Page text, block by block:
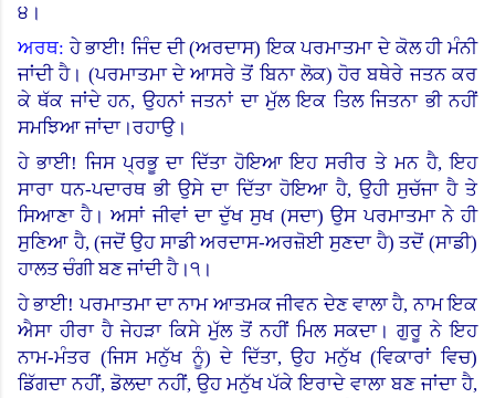
੪।
ਅਰਥ: ਹੇ ਭਾਈ! ਜਿੰਦ ਦੀ (ਅਰਦਾਸ) ਇਕ ਪਰਮਾਤਮਾ ਦੇ ਕੋਲ ਹੀ ਮੰਨੀ
ਜਾਂਦੀ ਹੈ। (ਪਰਮਾਤਮਾ ਦੇ ਆਸਰੇ ਤੋਂ ਬਿਨਾ ਲੋਕ) ਹੋਰ ਬਥੇਰੇ ਜਤਨ ਕਰ
ਕੇ ਥੱਕ ਜਾਂਦੇ ਹਨ, ਉਹਨਾਂ ਜਤਨਾਂ ਦਾ ਮੁੱਲ ਇਕ ਤਿਲ ਜਿਤਨਾ ਭੀ ਨਹੀਂ
ਸਮਝਿਆ ਜਾਂਦਾ।ਰਹਾਉ।
ਹੇ ਭਾਈ! ਜਿਸ ਪ੍ਰਭੂ ਦਾ ਦਿੱਤਾ ਹੋਇਆ ਇਹ ਸਰੀਰ ਤੇ ਮਨ ਹੈ, ਇਹ
ਸਾਰਾ ਧਨ-ਪਦਾਰਥ ਭੀ ਉਸੇ ਦਾ ਦਿੱਤਾ ਹੋਇਆ ਹੈ, ਉਹੀ ਸੁਚੱਜਾ ਹੈ ਤੇ
ਸਿਆਣਾ ਹੈ। ਅਸਾਂ ਜੀਵਾਂ ਦਾ ਦੁੱਖ ਸੁਖ (ਸਦਾ) ਉਸ ਪਰਮਾਤਮਾ ਨੇ ਹੀ
ਸੁਣਿਆ ਹੈ, (ਜਦੋਂ ਉਹ ਸਾਡੀ ਅਰਦਾਸ-ਅਰਜ਼ੋਈ ਸੁਣਦਾ ਹੈ) ਤਦੋਂ (ਸਾਡੀ)
ਹਾਲਤ ਚੰਗੀ ਬਣ ਜਾਂਦੀ ਹੈ।੧।
ਹੇ ਭਾਈ! ਪਰਮਾਤਮਾ ਦਾ ਨਾਮ ਆਤਮਕ ਜੀਵਨ ਦੇਣ ਵਾਲਾ ਹੈ, ਨਾਮ ਇਕ
ਐਸਾ ਹੀਰਾ ਹੈ ਜੇਹੜਾ ਕਿਸੇ ਮੁੱਲ ਤੋਂ ਨਹੀਂ ਮਿਲ ਸਕਦਾ। ਗੁਰੂ ਨੇ ਇਹ
ਨਾਮ-ਮੰਤਰ (ਜਿਸ ਮਨੁੱਖ ਨੂੰ) ਦੇ ਦਿੱਤਾ, ਉਹ ਮਨੁੱਖ (ਵਿਕਾਰਾਂ ਵਿਚ)
ਡਿੱਗਦਾ ਨਹੀਂ, ਡੋਲਦਾ ਨਹੀਂ,ਉਹ ਮਨੁੱਖ ਪੱਕੇ ਇਰਾਦੇ ਵਾਲਾ ਬਣ ਜਾਂਦਾ ਹੈ,